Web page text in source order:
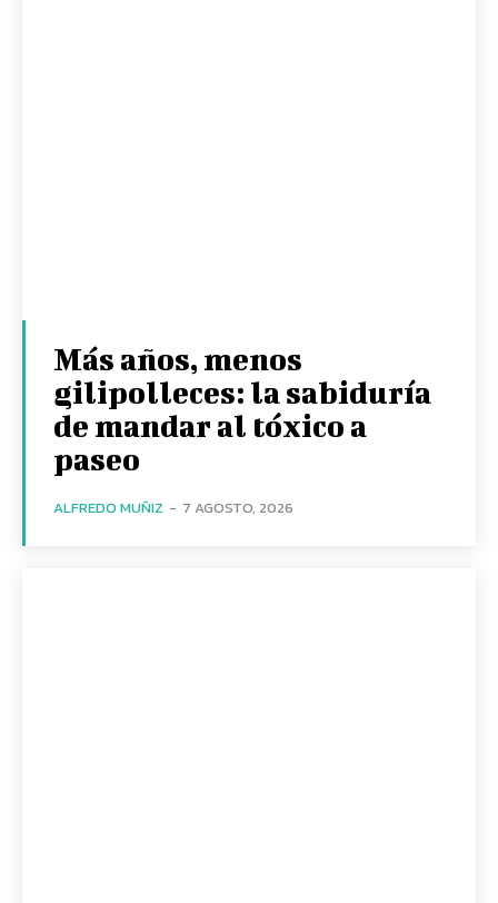
Más años, menos
gilipolleces: la sabiduría
de mandar al tóxico a
paseo
ALFREDO MUÑIZ - 7 AGOSTO, 2026